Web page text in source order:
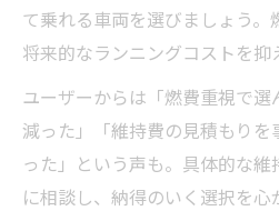
て乗れる車両を選びましょう。
将来的なランニングコストを抑
ユーザーからは「燃費重視で
減った」「維持費の見積もり
った」という声も。具体的な
に相談し、納得のいく選択を心